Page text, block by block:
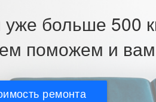
больше 500
поможем и вам
ремонта